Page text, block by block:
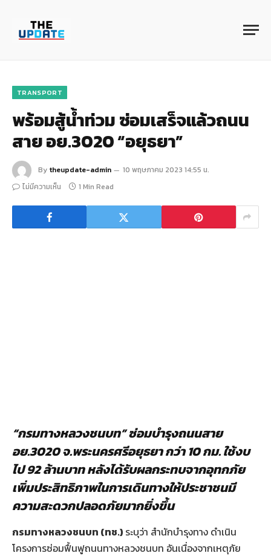
TRANSPORT
พร้อมสู้น้ำท่วม ซ่อมเสร็จแล้วถนน
สาย อย.3020 “อยุธยา”
By theupdate-admin
10 พฤษภาคม 2023 14:55 น.
ไม่มีความเห็น
1 Min Read
“กรมทางหลวงชนบท” ซ่อมบำรุงถนนสาย
อย.3020 จ.พระนครศรีอยุธยา กว่า 10 กม. ใช้งบ
ไป 92 ล้านบาท หลังได้รับผลกระทบจากอุทกภัย
เพิ่มประสิทธิภาพในการเดินทางให้ประชาชนมี
ความสะดวกปลอดภัยมากยิ่งขึ้น
กรมทางหลวงชนบท (ทช.) ระบุว่า สำนักบำรุงทาง ดำเนิน
โครงการซ่อมฟื้นฟูถนนทางหลวงชนบท อันเนื่องจากเหตุภัย